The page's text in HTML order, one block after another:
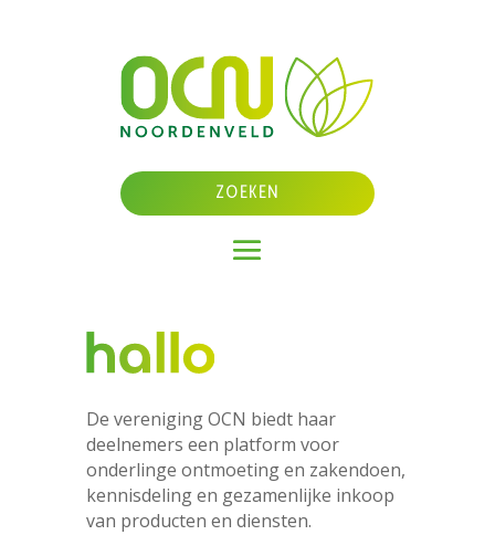
De vereniging OCN biedt haar
deelnemers een platform voor
onderlinge ontmoeting en zakendoen,
kennisdeling en gezamenlijke inkoop
van producten en diensten.